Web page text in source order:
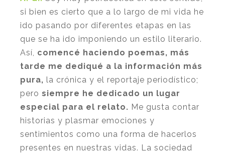
si bien es cierto que a lo largo de mi vida he
ido pasando por diferentes etapas en las
que se ha ido imponiendo un estilo literario.
Así, comencé haciendo poemas, más
tarde me dediqué a la información más
pura, la crónica y el reportaje periodístico;
pero siempre he dedicado un lugar
especial para el relato. Me gusta contar
historias y plasmar emociones y
sentimientos como una forma de hacerlos
presentes en nuestras vidas. La sociedad